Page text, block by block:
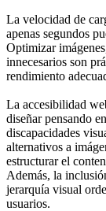
La velocidad de
apenas segundos
Optimizar
innecesarios son
rendimiento
La accesibilidad
diseñar pensando
discapacidades
alternativos a
estructurar el
Además, la
jerarquía visual
usuarios.